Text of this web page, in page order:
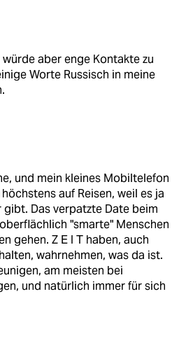
aber enge Kontakte zu
Worte Russisch in meine
und mein kleines Mobiltelefon
auf Reisen, weil es ja
gibt. Das verpatzte Date beim
"smarte" Menschen
gehen. Z E I T haben, auch
wahrnehmen, was da ist.
am meisten bei
und natürlich immer für sich